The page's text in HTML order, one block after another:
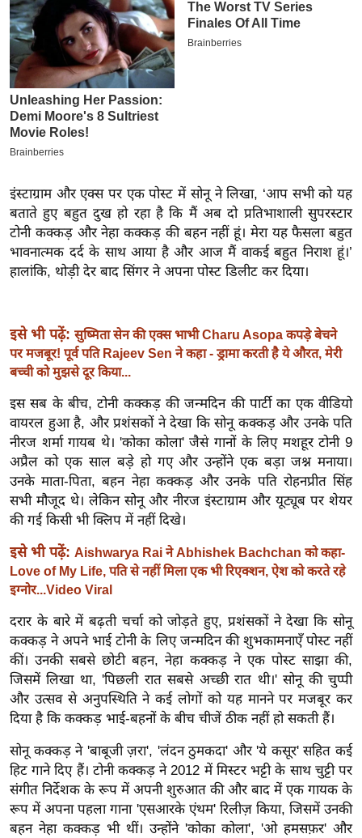
इ
म
ई
-
पे
प
र
सा
ल
बे
मि
ल
श
ख्सि
त
यं
ग
इं
डि
या
सा
हि
त्य
ग
त
ऑ
टो
व
र्ल्ड
न्यू
ज
ब्री
फ
इंस्टाग्राम और एक्स पर एक पोस्ट में सोनू ने लिखा, ‘आप सभी को यह
बताते हुए बहुत दुख हो रहा है कि मैं अब दो प्रतिभाशाली सुपरस्टार
टोनी कक्कड़ और नेहा कक्कड़ की बहन नहीं हूं। मेरा यह फैसला बहुत
भावनात्मक दर्द के साथ आया है और आज मैं वाकई बहुत निराश हूं।’
हालांकि, थोड़ी देर बाद सिंगर ने अपना पोस्ट डिलीट कर दिया।
इसे भी पढ़ें: सुष्मिता सेन की एक्स भाभी Charu Asopa कपड़े बेचने
पर मजबूर! पूर्व पति Rajeev Sen ने कहा - ड्रामा करती है ये औरत, मेरी
बच्ची को मुझसे दूर किया...
इस सब के बीच, टोनी कक्कड़ की जन्मदिन की पार्टी का एक वीडियो
वायरल हुआ है, और प्रशंसकों ने देखा कि सोनू कक्कड़ और उनके पति
नीरज शर्मा गायब थे। 'कोका कोला' जैसे गानों के लिए मशहूर टोनी 9
अप्रैल को एक साल बड़े हो गए और उन्होंने एक बड़ा जश्न मनाया।
उनके माता-पिता, बहन नेहा कक्कड़ और उनके पति रोहनप्रीत सिंह
सभी मौजूद थे। लेकिन सोनू और नीरज इंस्टाग्राम और यूट्यूब पर शेयर
की गई किसी भी क्लिप में नहीं दिखे।
इसे भी पढ़ें: Aishwarya Rai ने Abhishek Bachchan को कहा-
Love of My Life, पति से नहीं मिला एक भी रिएक्शन, ऐश को करते रहे
इग्नोर...Video Viral
दरार के बारे में बढ़ती चर्चा को जोड़ते हुए, प्रशंसकों ने देखा कि सोनू
कक्कड़ ने अपने भाई टोनी के लिए जन्मदिन की शुभकामनाएँ पोस्ट नहीं
कीं। उनकी सबसे छोटी बहन, नेहा कक्कड़ ने एक पोस्ट साझा की,
जिसमें लिखा था, 'पिछली रात सबसे अच्छी रात थी।' सोनू की चुप्पी
और उत्सव से अनुपस्थिति ने कई लोगों को यह मानने पर मजबूर कर
दिया है कि कक्कड़ भाई-बहनों के बीच चीजें ठीक नहीं हो सकती हैं।
सोनू कक्कड़ ने 'बाबूजी ज़रा', 'लंदन ठुमकदा' और 'ये कसूर' सहित कई
हिट गाने दिए हैं। टोनी कक्कड़ ने 2012 में मिस्टर भट्टी के साथ चुट्टी पर
संगीत निर्देशक के रूप में अपनी शुरुआत की और बाद में एक गायक के
रूप में अपना पहला गाना 'एसआरके एंथम' रिलीज़ किया, जिसमें उनकी
बहन नेहा कक्कड़ भी थीं। उन्होंने 'कोका कोला', 'ओ हमसफ़र' और